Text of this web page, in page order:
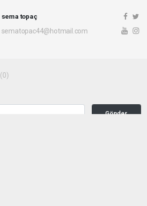
sema topaç
sematopac44@hotmail.com
(0)
Gönder